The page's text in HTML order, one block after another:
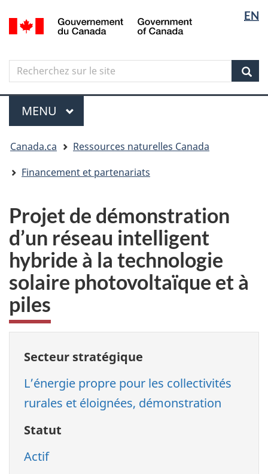
Aller
au
principal
Skip
to
government"
Passer
à
version
simplifiée
langue
EN
Canada
Search
Recherchez
sur
le
site
Menu
MENU PRINCIPAL
êtes
ici
Canada.ca
Ressources naturelles Canada
Financement et partenariats
Projet de démonstration
d’un réseau intelligent
hybride à la technologie
solaire photovoltaïque et à
piles
Secteur stratégique
L’énergie propre pour les collectivités
rurales et éloignées, démonstration
Statut
Actif